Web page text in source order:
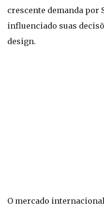
crescente demanda por
influenciado suas
design.
O mercado